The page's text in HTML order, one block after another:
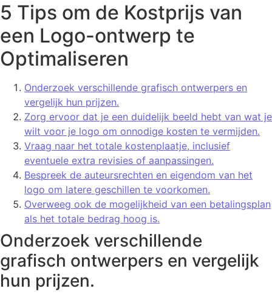
5 Tips om de Kostprijs van
een Logo-ontwerp te
Optimaliseren
Onderzoek verschillende grafisch ontwerpers en
vergelijk hun prijzen.
Zorg ervoor dat je een duidelijk beeld hebt van wat je
wilt voor je logo om onnodige kosten te vermijden.
Vraag naar het totale kostenplaatje, inclusief
eventuele extra revisies of aanpassingen.
Bespreek de auteursrechten en eigendom van het
logo om latere geschillen te voorkomen.
Overweeg ook de mogelijkheid van een betalingsplan
als het totale bedrag hoog is.
Onderzoek verschillende
grafisch ontwerpers en vergelijk
hun prijzen.